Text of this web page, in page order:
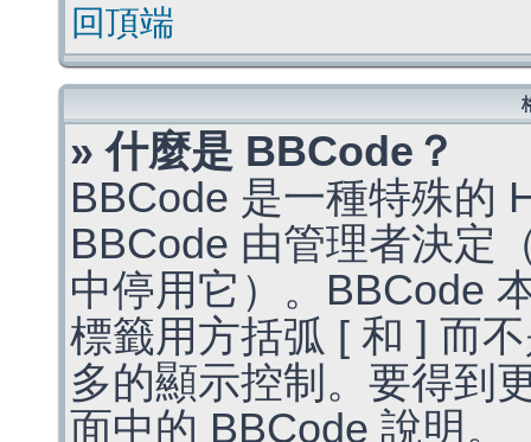
回頂端
» 什麼是 BBCode？
BBCode 是一種特殊的
BBCode 由管理者決定
中停用它）。BBCode
標籤用方括弧 [ 和 ] 而
多的顯示控制。要得到
面中的 BBCode 說明。